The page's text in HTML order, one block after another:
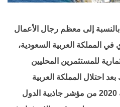
إلى معظم رجال الأعمال
في المملكة العربية السعودية،
للمستثمرين المحليين
بعد احتلال المملكة العربية
السعودية المرتبة 44 في نسخة 2020 من مؤشر جاذبية الدول